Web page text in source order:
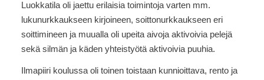
Luokkatila oli jaettu erilaisia toimintoja varten mm.
lukunurkkaukseen kirjoineen, soittonurkkaukseen eri
soittimineen ja muualla oli upeita aivoja aktivoivia pelejä
sekä silmän ja käden yhteistyötä aktivoivia puuhia.
Ilmapiiri koulussa oli toinen toistaan kunnioittava, rento ja